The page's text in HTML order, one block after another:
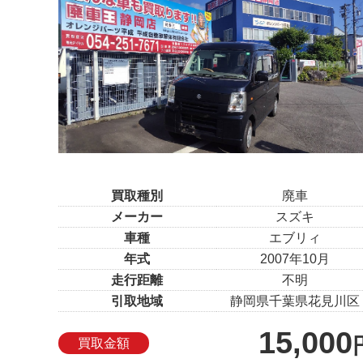
買取種別
廃車
メーカー
スズキ
車種
エブリィ
年式
2007年10月
走行距離
不明
引取地域
静岡県千葉県花見川区
買取金額 15,000